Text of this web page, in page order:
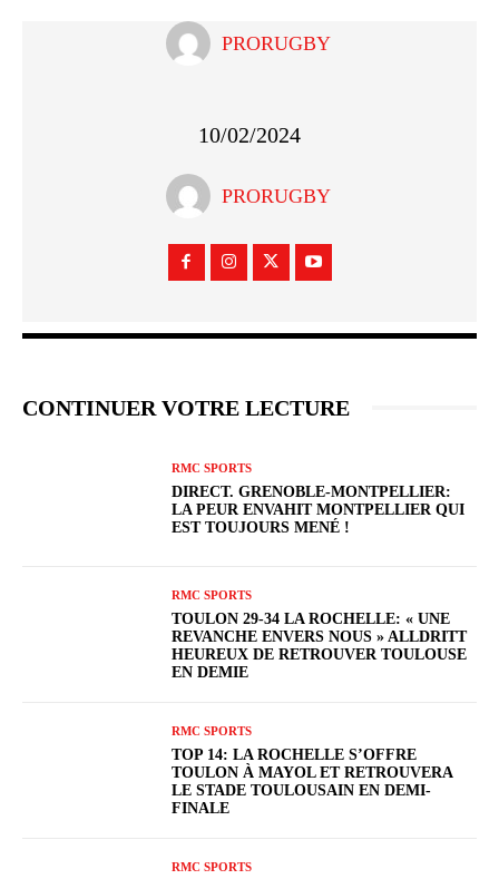
PRORUGBY
10/02/2024
PRORUGBY
CONTINUER VOTRE LECTURE
RMC SPORTS
DIRECT. GRENOBLE-MONTPELLIER:
LA PEUR ENVAHIT MONTPELLIER QUI
EST TOUJOURS MENÉ !
RMC SPORTS
TOULON 29-34 LA ROCHELLE: « UNE
REVANCHE ENVERS NOUS » ALLDRITT
HEUREUX DE RETROUVER TOULOUSE
EN DEMIE
RMC SPORTS
TOP 14: LA ROCHELLE S’OFFRE
TOULON À MAYOL ET RETROUVERA
LE STADE TOULOUSAIN EN DEMI-
FINALE
RMC SPORTS